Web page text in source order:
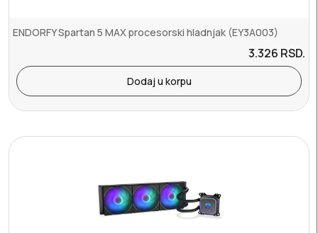
ENDORFY Spartan 5 MAX procesorski hladnjak (EY3A003)
3.326 RSD.
Dodaj u korpu